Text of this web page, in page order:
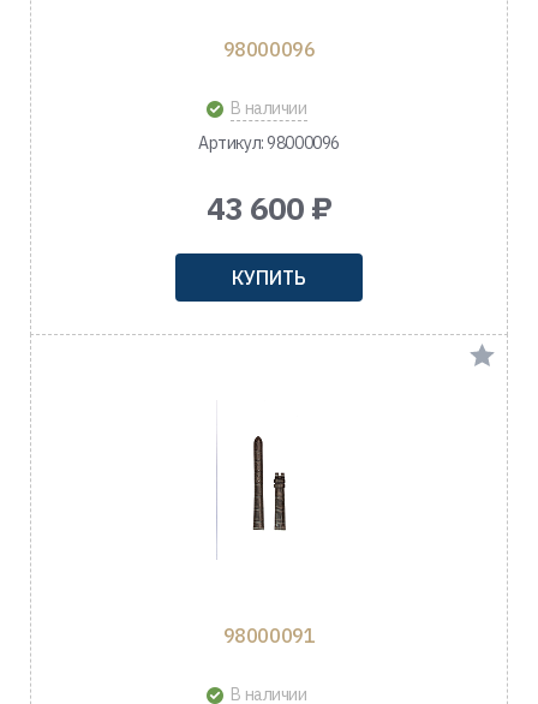
98000096
В наличии
Артикул: 98000096
43 600 ₽
КУПИТЬ
98000091
В наличии